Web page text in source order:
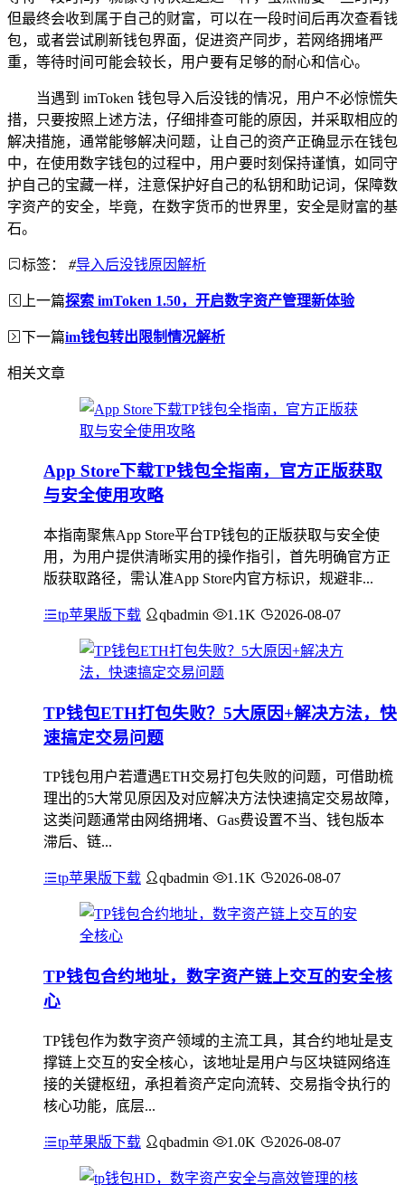
但最终会收到属于自己的财富，可以在一段时间后再次查看钱
包，或者尝试刷新钱包界面，促进资产同步，若网络拥堵严
重，等待时间可能会较长，用户要有足够的耐心和信心。
当遇到 imToken 钱包导入后没钱的情况，用户不必惊慌失
措，只要按照上述方法，仔细排查可能的原因，并采取相应的
解决措施，通常能够解决问题，让自己的资产正确显示在钱包
中，在使用数字钱包的过程中，用户要时刻保持谨慎，如同守
护自己的宝藏一样，注意保护好自己的私钥和助记词，保障数
字资产的安全，毕竟，在数字货币的世界里，安全是财富的基
石。
标签： #导入后没钱原因解析
上一篇探索 imToken 1.50，开启数字资产管理新体验
下一篇im钱包转出限制情况解析
相关文章
App Store下载TP钱包全指南，官方正版获取
与安全使用攻略
本指南聚焦App Store平台TP钱包的正版获取与安全使
用，为用户提供清晰实用的操作指引，首先明确官方正
版获取路径，需认准App Store内官方标识，规避非...
tp苹果版下载 qbadmin 1.1K 2026-08-07
TP钱包ETH打包失败？5大原因+解决方法，快
速搞定交易问题
TP钱包用户若遭遇ETH交易打包失败的问题，可借助梳
理出的5大常见原因及对应解决方法快速搞定交易故障，
这类问题通常由网络拥堵、Gas费设置不当、钱包版本
滞后、链...
tp苹果版下载 qbadmin 1.1K 2026-08-07
TP钱包合约地址，数字资产链上交互的安全核
心
TP钱包作为数字资产领域的主流工具，其合约地址是支
撑链上交互的安全核心，该地址是用户与区块链网络连
接的关键枢纽，承担着资产定向流转、交易指令执行的
核心功能，底层...
tp苹果版下载 qbadmin 1.0K 2026-08-07